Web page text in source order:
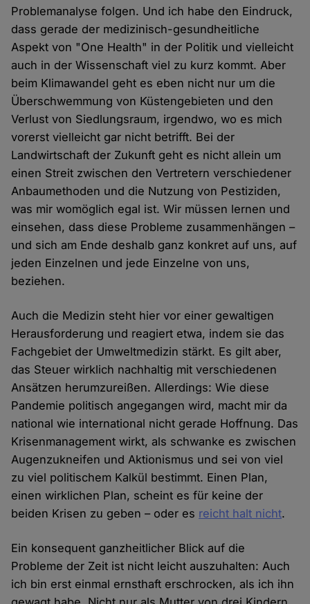
Problemanalyse folgen. Und ich habe den Eindruck,
dass gerade der medizinisch-gesundheitliche
Aspekt von "One Health" in der Politik und vielleicht
auch in der Wissenschaft viel zu kurz kommt. Aber
beim Klimawandel geht es eben nicht nur um die
Überschwemmung von Küstengebieten und den
Verlust von Siedlungsraum, irgendwo, wo es mich
vorerst vielleicht gar nicht betrifft. Bei der
Landwirtschaft der Zukunft geht es nicht allein um
einen Streit zwischen den Vertretern verschiedener
Anbaumethoden und die Nutzung von Pestiziden,
was mir womöglich egal ist. Wir müssen lernen und
einsehen, dass diese Probleme zusammenhängen –
und sich am Ende deshalb ganz konkret auf uns, auf
jeden Einzelnen und jede Einzelne von uns,
beziehen.
Auch die Medizin steht hier vor einer gewaltigen
Herausforderung und reagiert etwa, indem sie das
Fachgebiet der Umweltmedizin stärkt. Es gilt aber,
das Steuer wirklich nachhaltig mit verschiedenen
Ansätzen herumzureißen. Allerdings: Wie diese
Pandemie politisch angegangen wird, macht mir da
national wie international nicht gerade Hoffnung. Das
Krisenmanagement wirkt, als schwanke es zwischen
Augenzukneifen und Aktionismus und sei von viel
zu viel politischem Kalkül bestimmt. Einen Plan,
einen wirklichen Plan, scheint es für keine der
beiden Krisen zu geben – oder es reicht halt nicht.
Ein konsequent ganzheitlicher Blick auf die
Probleme der Zeit ist nicht leicht auszuhalten: Auch
ich bin erst einmal ernsthaft erschrocken, als ich ihn